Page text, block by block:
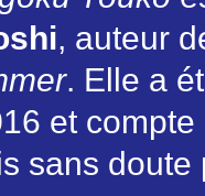
, auteur
. Elle a
et
sans doute